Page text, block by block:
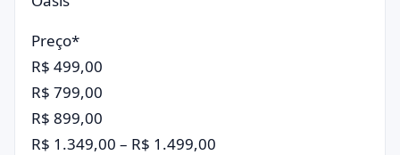
Preço*
R$ 499,00
R$ 799,00
R$ 899,00
R$ 1.349,00 – R$ 1.499,00